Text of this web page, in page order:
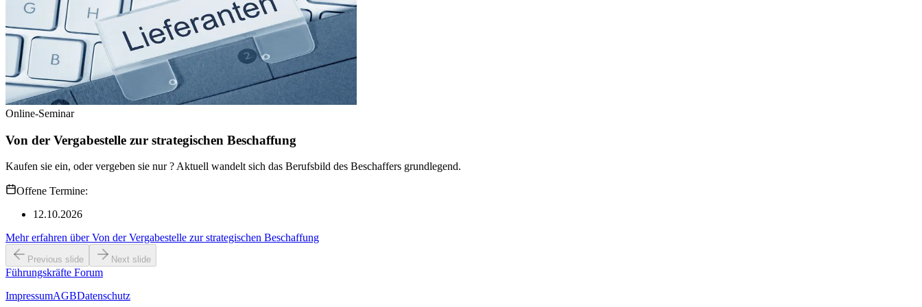
Online-Seminar
Von der Vergabestelle zur strategischen Beschaffung
Kaufen sie ein, oder vergeben sie nur ? Aktuell wandelt sich das Berufsbild des Beschaffers grundlegend.
Offene Termine:
12.10.2026
Mehr erfahren überVon der Vergabestelle zur strategischen Beschaffung
Previous slide Next slide
Führungskräfte Forum
ImpressumAGBDatenschutz